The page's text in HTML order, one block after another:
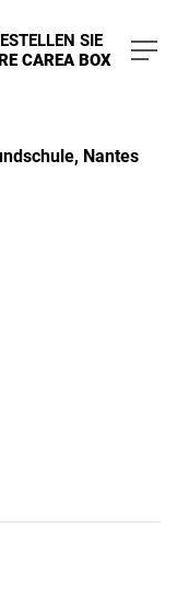
SIE
CAREA BOX
Nantes